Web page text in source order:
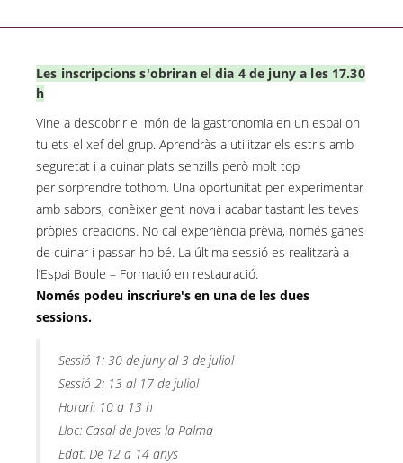
Les inscripcions s'obriran el dia 4 de juny a les 17.30
h
Vine a descobrir el món de la gastronomia en un espai on
tu ets el xef del grup. Aprendràs a utilitzar els estris amb
seguretat i a cuinar plats senzills però molt top
per sorprendre tothom. Una oportunitat per experimentar
amb sabors, conèixer gent nova i acabar tastant les teves
pròpies creacions. No cal experiència prèvia, només ganes
de cuinar i passar-ho bé. La última sessió es realitzarà a
l’Espai Boule – Formació en restauració.
Només podeu inscriure's en una de les dues
sessions.
Sessió 1: 30 de juny al 3 de juliol
Sessió 2: 13 al 17 de juliol
Horari: 10 a 13 h
Lloc: Casal de Joves la Palma
Edat: De 12 a 14 anys